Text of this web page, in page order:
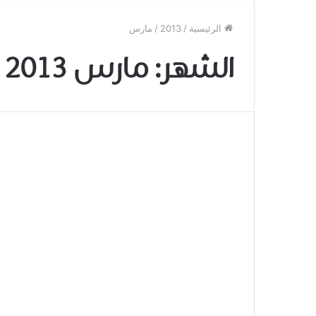
الرئيسية /
2013
/ مارس
الشهر:مارس 2013